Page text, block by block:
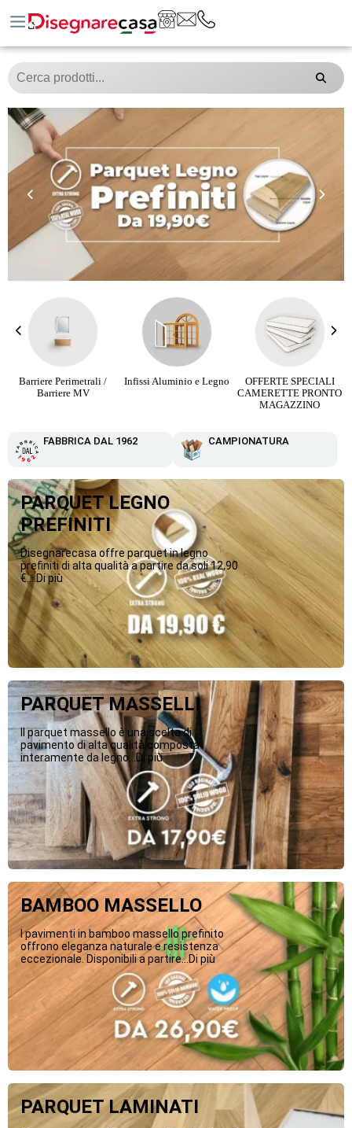
Infissi Aluminio e Legno
OFFERTE SPECIALI
Parquet Maxi Plancia 3
Strip da 12,90 €
FABBRICA DAL 1962 CAMPIONATURA
PARQUET LEGNO
PREFINITI
Disegnarecasa offre parquet in legno
prefiniti di alta qualità a partire da soli 12,90
€....Di più
PARQUET MASSELLI
Il parquet massello è una scelta di
pavimento di alta qualità composta
interamente da legno...Di più
BAMBOO MASSELLO
I pavimenti in bamboo massello prefinito
offrono eleganza naturale e resistenza
eccezionale. Disponibili a partire...Di più
PARQUET LAMINATI